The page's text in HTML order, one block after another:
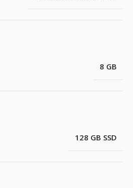
8 GB
128 GB SSD